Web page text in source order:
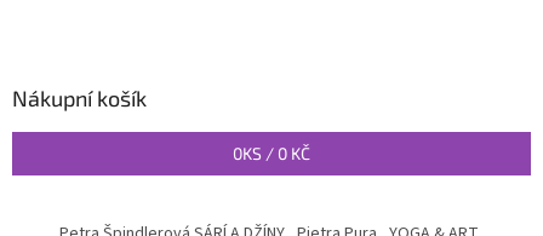
Nákupní košík
0KS / 0 KČ